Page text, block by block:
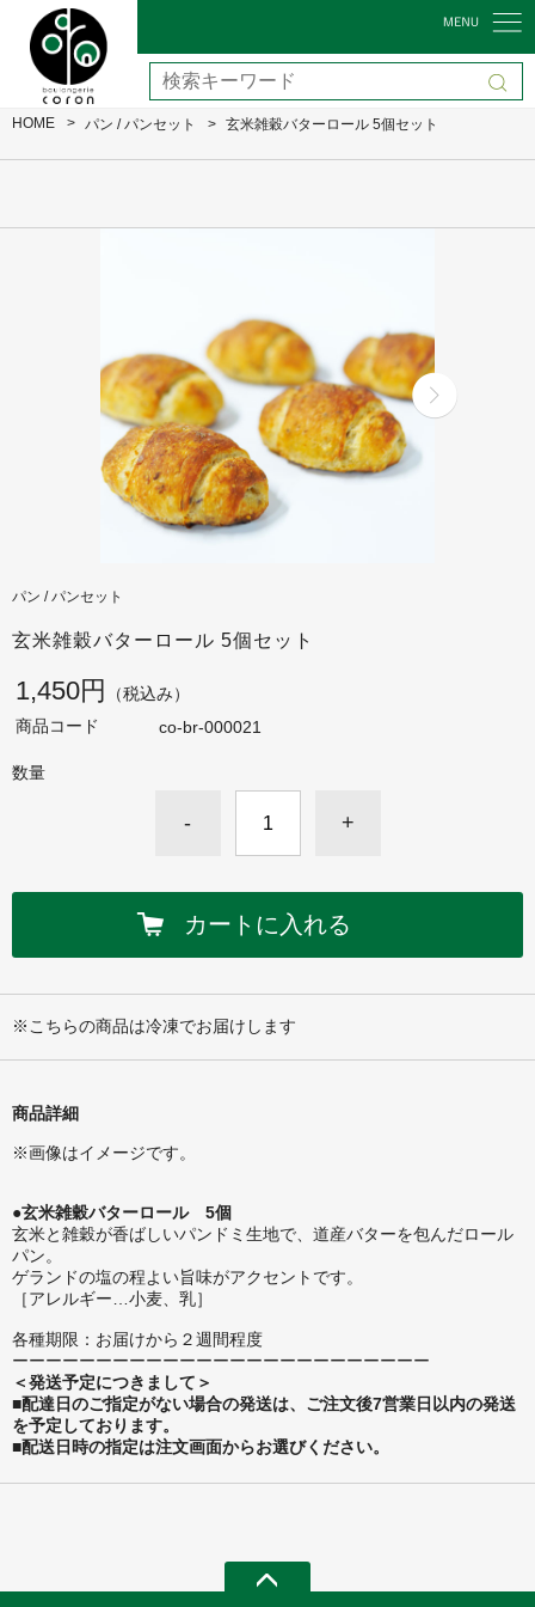
HOME パン / パンセット 玄米雑穀バターロール 5個セット
パン / パンセット
玄米雑穀バターロール 5個セット
1,450円
（税込み）
商品コード
co-br-000021
数量
- +
カートに入れる
※こちらの商品は冷凍でお届けします
商品詳細
※画像はイメージです。
●玄米雑穀バターロール 5個
玄米と雑穀が香ばしいパンドミ生地で、道産バターを包んだロール
パン。
ゲランドの塩の程よい旨味がアクセントです。
［アレルギー…小麦、乳］
各種期限：お届けから２週間程度
ーーーーーーーーーーーーーーーーーーーーーーーーー
＜発送予定につきまして＞
■配達日のご指定がない場合の発送は、ご注文後7営業日以内の発送
を予定しております。
■配送日時の指定は注文画面からお選びください。